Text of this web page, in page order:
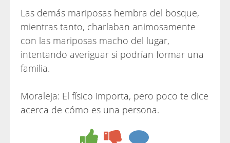
Las demás mariposas hembra del bosque,
mientras tanto, charlaban animosamente
con las mariposas macho del lugar,
intentando averiguar si podrían formar una
familia.
Moraleja: El físico importa, pero poco te dice
acerca de cómo es una persona.